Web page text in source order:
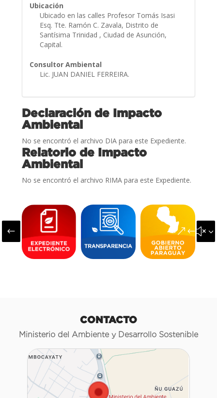
Ubicación
Ubicado en las calles Profesor Tomás Isasi
Esq. Tte. Ramón C. Zavala, Distrito de
Santísima Trinidad , Ciudad de Asunción,
Capital.
Consultor Ambiental
Lic. JUAN DANIEL FERREIRA.
Declaración de Impacto
Ambiental
No se encontró el archivo DIA para este Expediente.
Relatorio de Impacto
Ambiental
No se encontró el archivo RIMA para este Expediente.
#
CONTACTO
Ministerio del Ambiente y Desarrollo Sostenible